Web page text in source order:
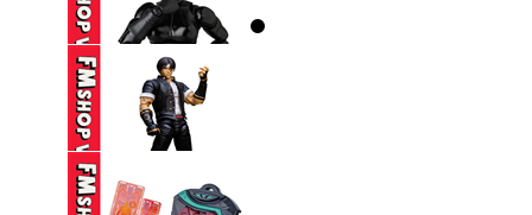
(2ND,TRẦY) SHF
ULTRAMAN DECKER
...
(2ND) MAFEX 123
CATWOMAN HUSH ...
1,650,000 VND